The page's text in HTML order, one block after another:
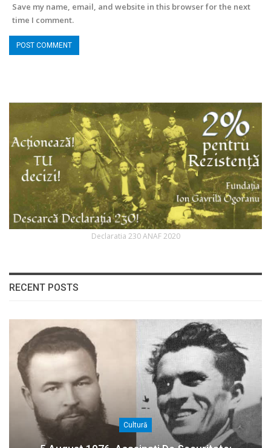
Save my name, email, and website in this browser for the next
time I comment.
Declaratia 230 ANAF 2020
RECENT POSTS
Cultură